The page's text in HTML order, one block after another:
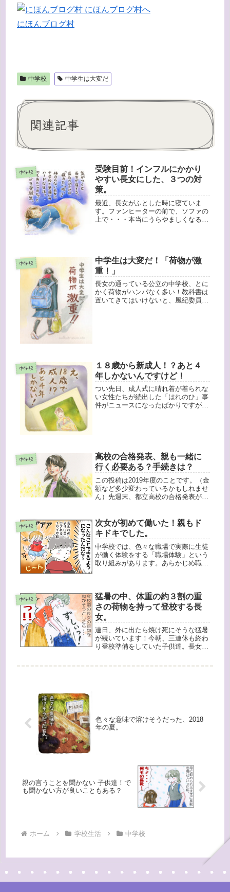
にほんブログ村
中学校 中学生は大変だ
関連記事
中学校
受験目前！インフルにかかり
やすい長女にした、３つの対
策。
最近、長女がふとした時に寝ていま
す。ファンヒーターの前で、ソファの
上で・・・本当にうらやましくなるく
長女...
中学校
中学生は大変だ！「荷物が激
重！」
長女の通っている公立の中学校、とに
かく荷物がハンパなく多い！教科書は
置いてきてはいけないと、風紀委員が
中学校
１８歳から新成人！？あと４
年しかないんですけど！
つい先日、成人式に晴れ着が着られな
い女性たちが続出した「はれのひ」事
件がニュースになったばかりですが、
中学校
高校の合格発表、親も一緒に
行く必要ある？手続きは？
この投稿は2019年度のことです。（金
額など多少変わっているかもしれませ
ん）先週末、都立高校の合格発表があ
見られるのですが、都立高校は試験の
一週間後、だいたいの高校が、昔な...
中学校
次女が初めて働いた！親もド
キドキでした。
中学校では、色々な職場で実際に生徒
が働く体験をする「職場体験」という
取り組みがあります。あらかじめ職種
は中２の時保育園で働きましたが、な
ん...
中学校
猛暑の中、体重の約３割の重
さの荷物を持って登校する長
女。
連日、外に出たら焼け死にそうな猛暑
が続いています！今朝、三連休も終わ
り登校準備をしていた子供達。長女の
色々な意味で溶けそうだった、2018
年の夏。
親の言うことを聞かない 子供達！で
も聞かない方が良いこともある？
ホーム 学校生活 中学校